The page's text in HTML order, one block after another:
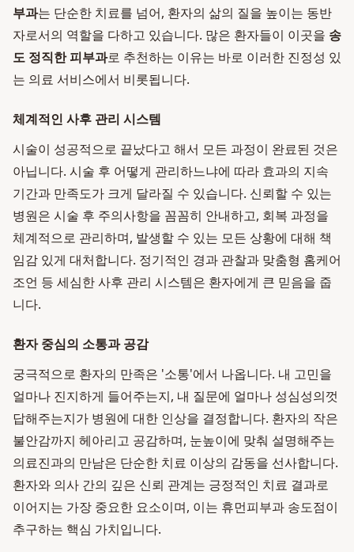
부과는 단순한 치료를 넘어, 환자의 삶의 질을 높이는 동반
자로서의 역할을 다하고 있습니다. 많은 환자들이 이곳을 송
도 정직한 피부과로 추천하는 이유는 바로 이러한 진정성 있
는 의료 서비스에서 비롯됩니다.
체계적인 사후 관리 시스템
시술이 성공적으로 끝났다고 해서 모든 과정이 완료된 것은
아닙니다. 시술 후 어떻게 관리하느냐에 따라 효과의 지속
기간과 만족도가 크게 달라질 수 있습니다. 신뢰할 수 있는
병원은 시술 후 주의사항을 꼼꼼히 안내하고, 회복 과정을
체계적으로 관리하며, 발생할 수 있는 모든 상황에 대해 책
임감 있게 대처합니다. 정기적인 경과 관찰과 맞춤형 홈케어
조언 등 세심한 사후 관리 시스템은 환자에게 큰 믿음을 줍
니다.
환자 중심의 소통과 공감
궁극적으로 환자의 만족은 '소통'에서 나옵니다. 내 고민을
얼마나 진지하게 들어주는지, 내 질문에 얼마나 성심성의껏
답해주는지가 병원에 대한 인상을 결정합니다. 환자의 작은
불안감까지 헤아리고 공감하며, 눈높이에 맞춰 설명해주는
의료진과의 만남은 단순한 치료 이상의 감동을 선사합니다.
환자와 의사 간의 깊은 신뢰 관계는 긍정적인 치료 결과로
이어지는 가장 중요한 요소이며, 이는 휴먼피부과 송도점이
추구하는 핵심 가치입니다.